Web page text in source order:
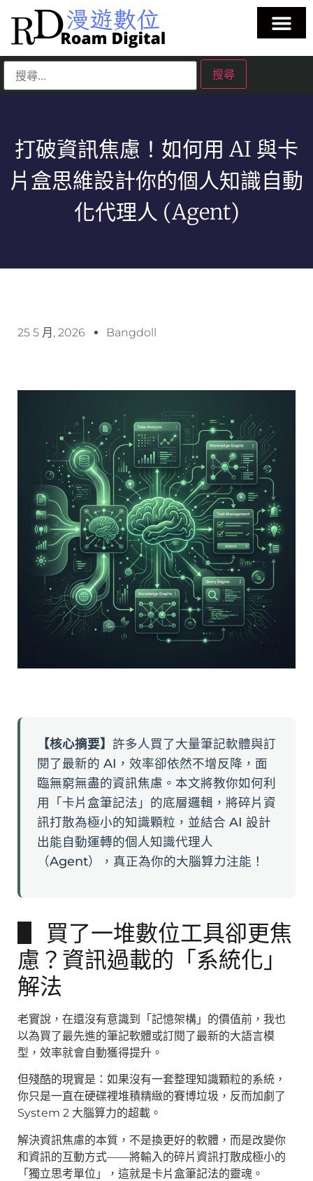
打破資訊焦慮！如何用 AI 與卡
片盒思維設計你的個人知識自動
化代理人 (Agent)
25 5 月, 2026 Bangdoll
【核心摘要】 許多人買了大量筆記軟體與訂
閱了最新的 AI，效率卻依然不增反降，面
臨無窮無盡的資訊焦慮。本文將教你如何利
用「卡片盒筆記法」的底層邏輯，將碎片資
訊打散為極小的知識顆粒，並結合 AI 設計
出能自動運轉的個人知識代理人
（Agent），真正為你的大腦算力注能！
▋ 買了一堆數位工具卻更焦
慮？資訊過載的「系統化」
解法
老實說，在還沒有意識到「記憶架構」的價值前，我也
以為買了最先進的筆記軟體或訂閱了最新的大語言模
型，效率就會自動獲得提升。
但殘酷的現實是：如果沒有一套整理知識顆粒的系統，
你只是一直在硬碟裡堆積精緻的賽博垃圾，反而加劇了
System 2 大腦算力的超載。
解決資訊焦慮的本質，不是換更好的軟體，而是改變你
和資訊的互動方式——將輸入的碎片資訊打散成極小的
「獨立思考單位」，這就是卡片盒筆記法的靈魂。